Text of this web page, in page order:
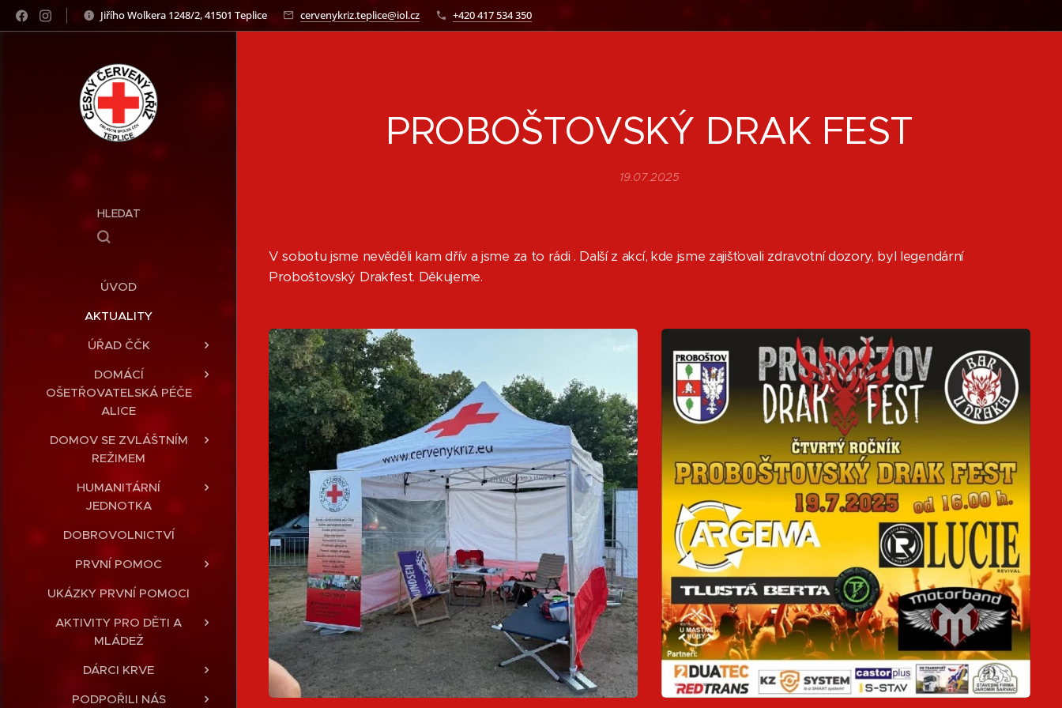
Jiřího Wolkera 1248/2, 41501 Teplice cervenykriz.teplice@iol.cz +420 417 534 350
HLEDAT
ÚVOD
AKTUALITY
ÚŘAD ČČK
DOMÁCÍ
OŠETŘOVATELSKÁ PÉČE
ALICE
DOMOV SE ZVLÁŠTNÍM
REŽIMEM
HUMANITÁRNÍ
JEDNOTKA
DOBROVOLNICTVÍ
PRVNÍ POMOC
UKÁZKY PRVNÍ POMOCI
AKTIVITY PRO DĚTI A
MLÁDEŽ
DÁRCI KRVE
PODPOŘILI NÁS
PROBOŠTOVSKÝ DRAK FEST
19.07.2025
V sobotu jsme nevěděli kam dřív a jsme za to rádi . Další z akcí, kde jsme zajišťovali zdravotní dozory, byl legendární
Proboštovský Drakfest. Děkujeme.